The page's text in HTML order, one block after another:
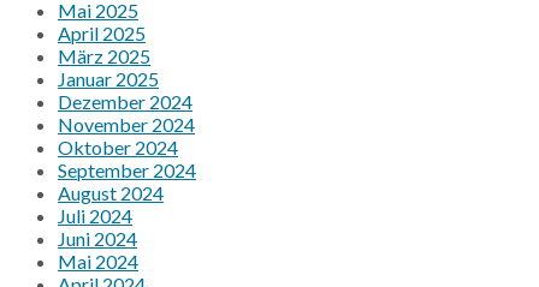
Mai 2025
April 2025
März 2025
Januar 2025
Dezember 2024
November 2024
Oktober 2024
September 2024
August 2024
Juli 2024
Juni 2024
Mai 2024